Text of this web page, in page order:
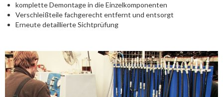
komplette Demontage in die Einzelkomponenten
Verschleißteile fachgerecht entfernt und entsorgt
Erneute detaillierte Sichtprüfung